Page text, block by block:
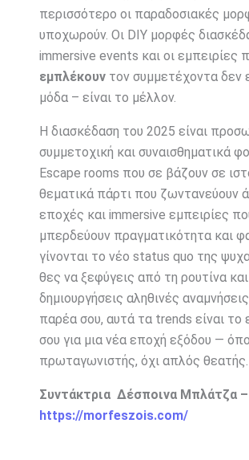
περισσότερο οι παραδοσιακές
υποχωρούν. Οι DIY μορφές
immersive events και οι εμπειρίες
εμπλέκουντον συμμετέχοντα δεν
μόδα – είναι το μέλλον.
Η διασκέδαση του 2025 είναι
συμμετοχική και συναισθηματικά
Escape rooms που σε βάζουν σε
θεματικά πάρτι που ζωντανεύουν
εποχές και immersive εμπειρίες
μπερδεύουν πραγματικότητα και
γίνονται το νέο status quo της
θες να ξεφύγεις από τη ρουτίνα
δημιουργήσεις αληθινές
παρέα σου, αυτά τα trends είναι το
σου για μια νέα εποχή εξόδου —
πρωταγωνιστής, όχι απλός θεατής.
Συντάκτρια Δέσποινα Μπλάτζα –
https://morfeszois.com/